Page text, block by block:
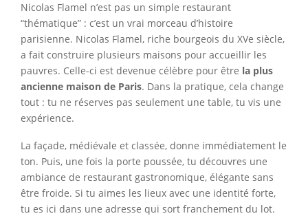
Nicolas Flamel n’est pas un simple restaurant
“thématique” : c’est un vrai morceau d’histoire
parisienne. Nicolas Flamel, riche bourgeois du XVe siècle,
a fait construire plusieurs maisons pour accueillir les
pauvres. Celle-ci est devenue célèbre pour être la plus
ancienne maison de Paris. Dans la pratique, cela change
tout : tu ne réserves pas seulement une table, tu vis une
expérience.
La façade, médiévale et classée, donne immédiatement le
ton. Puis, une fois la porte poussée, tu découvres une
ambiance de restaurant gastronomique, élégante sans
être froide. Si tu aimes les lieux avec une identité forte,
tu es ici dans une adresse qui sort franchement du lot.